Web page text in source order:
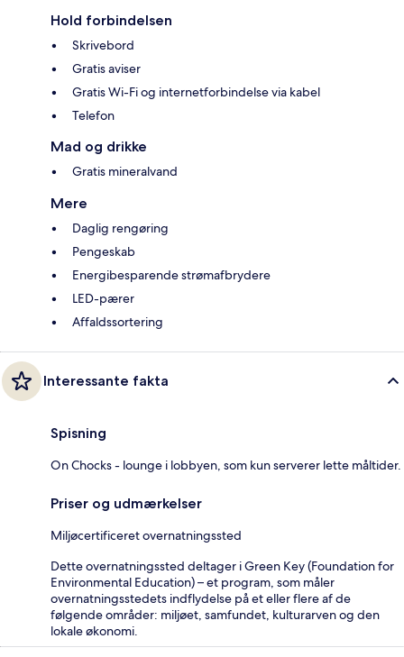
Hold forbindelsen
Skrivebord
Gratis aviser
Gratis Wi-Fi og internetforbindelse via kabel
Telefon
Mad og drikke
Gratis mineralvand
Mere
Daglig rengøring
Pengeskab
Energibesparende strømafbrydere
LED-pærer
Affaldssortering
Interessante fakta
Spisning
On Chocks - lounge i lobbyen, som kun serverer lette måltider.
Priser og udmærkelser
Miljøcertificeret overnatningssted
Dette overnatningssted deltager i Green Key (Foundation for
Environmental Education) – et program, som måler
overnatningsstedets indflydelse på et eller flere af de
følgende områder: miljøet, samfundet, kulturarven og den
lokale økonomi.